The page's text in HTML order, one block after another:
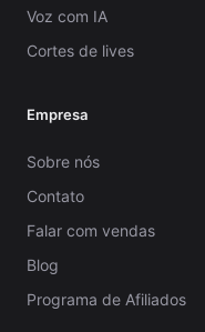
Voz com IA
Cortes de lives
Empresa
Sobre nós
Contato
Falar com vendas
Blog
Programa de Afiliados